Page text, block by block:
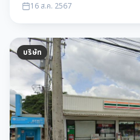
16 ส.ค. 2567
บริษัท